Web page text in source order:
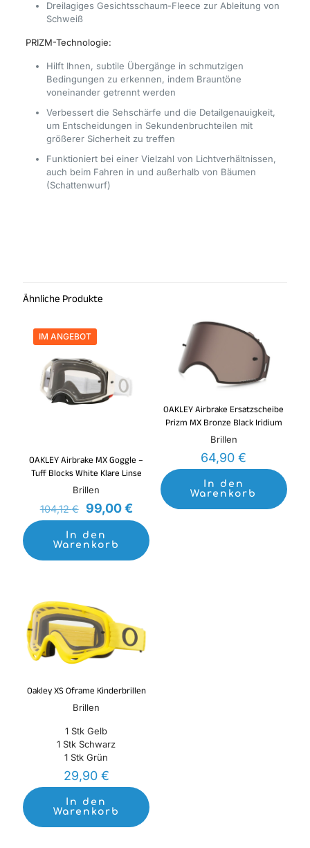
Dreilagiges Gesichtsschaum-Fleece zur Ableitung von
Schweiß
PRIZM-Technologie:
Hilft Ihnen, subtile Übergänge in schmutzigen
Bedingungen zu erkennen, indem Brauntöne
voneinander getrennt werden
Verbessert die Sehschärfe und die Detailgenauigkeit,
um Entscheidungen in Sekundenbruchteilen mit
größerer Sicherheit zu treffen
Funktioniert bei einer Vielzahl von Lichtverhältnissen,
auch beim Fahren in und außerhalb von Bäumen
(Schattenwurf)
Ähnliche Produkte
IM ANGEBOT
OAKLEY Airbrake MX Goggle –
Tuff Blocks White Klare Linse
Brillen
104,12€
Ursprünglicher
Preis
war:
104,12 €
99,00€Aktueller
Preis
ist:
99,00 €.
In den
Warenkorb
OAKLEY Airbrake Ersatzscheibe
Prizm MX Bronze Black Iridium
Brillen
64,90€
In den
Warenkorb
Oakley XS Oframe Kinderbrillen
Brillen
1 Stk Gelb
1 Stk Schwarz
1 Stk Grün
29,90 €
In den
Warenkorb